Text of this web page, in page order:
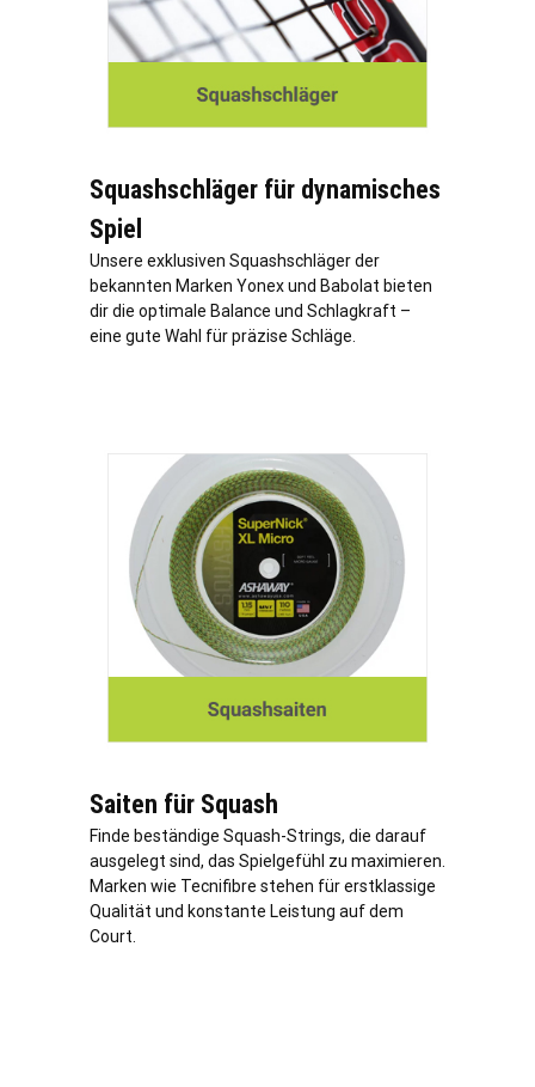
Squashschläger für dynamisches
Spiel
Unsere exklusiven Squashschläger der
bekannten Marken Yonex und Babolat bieten
dir die optimale Balance und Schlagkraft –
eine gute Wahl für präzise Schläge.
Saiten für Squash
Finde beständige Squash-Strings, die darauf
ausgelegt sind, das Spielgefühl zu maximieren.
Marken wie Tecnifibre stehen für erstklassige
Qualität und konstante Leistung auf dem
Court.